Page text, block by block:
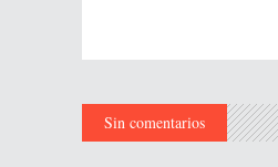
Sin comentarios